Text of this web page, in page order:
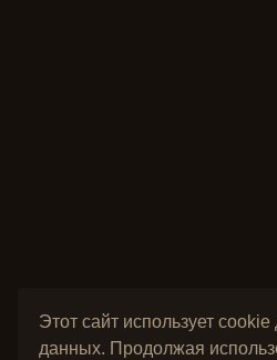
Этот сайт использует
данных. Продолжая